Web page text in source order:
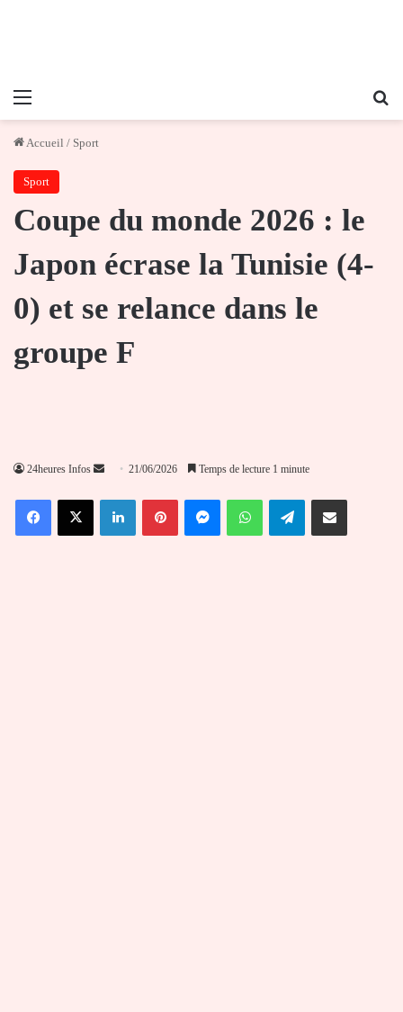
Menu
Accueil / Sport
Sport
Coupe du monde 2026 : le
Japon écrase la Tunisie (4-
0) et se relance dans le
groupe F
24heures Infos
Envoyer
courriel
21/06/2026 Temps de lecture 1 minute
FacebookX LinkedinPinterestMessengerWhatsAppTelegramPartager par email